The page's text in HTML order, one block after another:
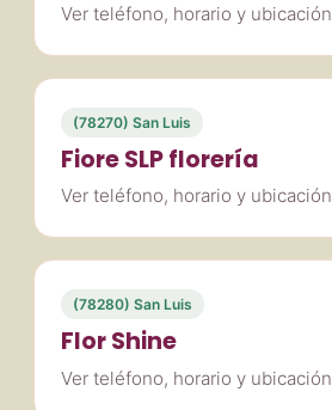
Ver teléfono, horario y ubicación
(78270) San Luis
Fiore SLP florería
Ver teléfono, horario y ubicación
(78280) San Luis
Flor Shine
Ver teléfono, horario y ubicación